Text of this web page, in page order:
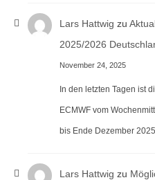
Lars Hattwig zu
2025/2026
November 24, 2025
In den letzten Tagen ist
ECMWF vom
bis Ende Dezember
Lars Hattwig zu